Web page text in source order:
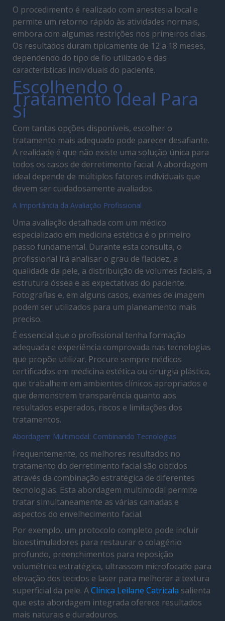
O procedimento é realizado com anestesia local e
permite um retorno rápido às atividades normais,
embora com algumas restrições nos primeiros dias.
Os resultados duram tipicamente de 12 a 18 meses,
dependendo do tipo de fio utilizado e das
características individuais do paciente.
Escolhendo o
Tratamento Ideal Para
Si
Com tantas opções disponíveis, escolher o
tratamento mais adequado pode parecer desafiante.
A realidade é que não existe uma solução única para
todos os casos de derretimento facial. A abordagem
ideal depende de múltiplos fatores individuais que
devem ser cuidadosamente avaliados.
A Importância da Avaliação Profissional
Uma avaliação detalhada com um médico
especializado em medicina estética é o primeiro
passo fundamental. Durante esta consulta, o
profissional irá analisar o grau de flacidez, a
qualidade da pele, a distribuição de volumes faciais, a
estrutura óssea e as expectativas do paciente.
Fotografias e, em alguns casos, exames de imagem
podem ser utilizados para um planeamento mais
preciso.
É essencial que o profissional tenha formação
adequada e experiência comprovada nas tecnologias
que propõe utilizar. Procure sempre médicos
certificados em medicina estética ou cirurgia plástica,
que trabalhem em ambientes clínicos apropriados e
que demonstrem transparência quanto aos
resultados esperados, riscos e limitações dos
tratamentos.
Abordagem Multimodal: Combinando Tecnologias
Frequentemente, os melhores resultados no
tratamento do derretimento facial são obtidos
através da combinação estratégica de diferentes
tecnologias. Esta abordagem multimodal permite
tratar simultaneamente as várias camadas e
aspectos do envelhecimento facial.
Por exemplo, um protocolo completo pode incluir
bioestimuladores para restaurar o colagénio
profundo, preenchimentos para reposição
volumétrica estratégica, ultrassom microfocado para
elevação dos tecidos e laser para melhorar a textura
superficial da pele. AClínica Leilane Catricala salienta
que esta abordagem integrada oferece resultados
mais naturais e duradouros.